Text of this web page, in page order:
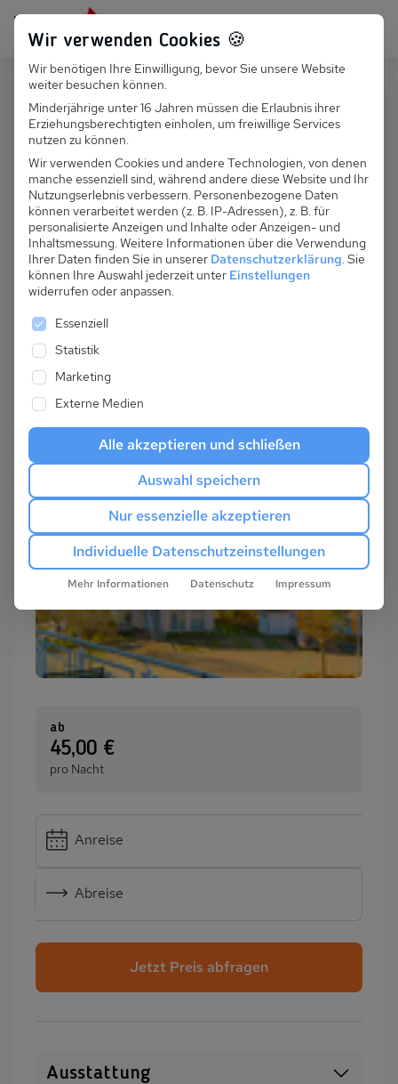
Persönlich für dich da: +49 251 899 050
Suchfeld
Suchen
D 132.073G - Residenz Meeresblick
D Fewo 1.5
ab
:45,00 €
pro Nacht
Anreise
Abreise
Jetzt Preis abfragen
Ausstattung
Wir verwenden Cookies 🍪
Wir benötigen Ihre Einwilligung, bevor Sie unsere Website
weiter besuchen können.
Minderjährige unter 16 Jahren müssen die Erlaubnis ihrer
Erziehungsberechtigten einholen, um freiwillige Services
nutzen zu können.
Wir verwenden Cookies und andere Technologien, von denen
manche essenziell sind, während andere diese Website und Ihr
Nutzungserlebnis verbessern. Personenbezogene Daten
können verarbeitet werden (z. B. IP-Adressen), z. B. für
personalisierte Anzeigen und Inhalte oder Anzeigen- und
Inhaltsmessung. Weitere Informationen über die Verwendung
Ihrer Daten finden Sie in unserer Datenschutzerklärung. Sie
können Ihre Auswahl jederzeit unter Einstellungen
widerrufen oder anpassen.
Es folgt eine Liste der Service-Gruppen, für die
Essenziell
Statistik
Marketing
Externe Medien
Alle akzeptieren und schließen
Auswahl speichern
Nur essenzielle akzeptieren
Individuelle Datenschutzeinstellungen
Mehr Informationen Datenschutz Impressum